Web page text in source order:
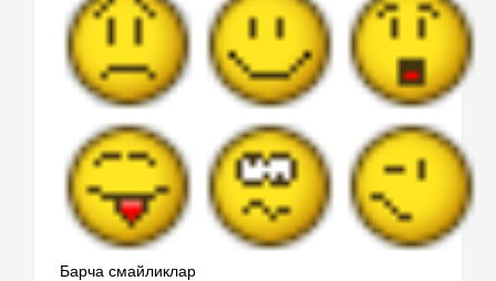
Барча смайликлар